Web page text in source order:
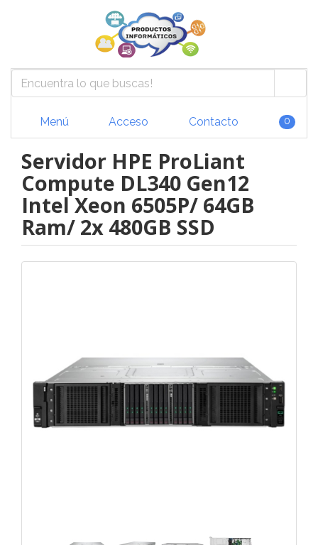
Menú Acceso Contacto 0
Servidor HPE ProLiant
Compute DL340 Gen12
Intel Xeon 6505P/ 64GB
Ram/ 2x 480GB SSD